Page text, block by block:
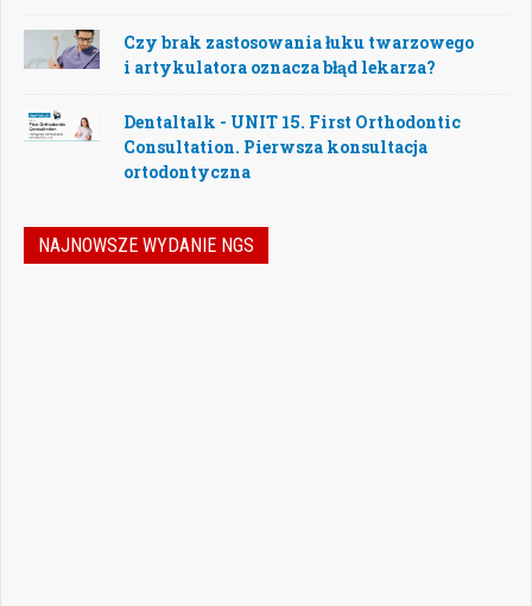
Czy brak zastosowania łuku twarzowego
i artykulatora oznacza błąd lekarza?
Dentaltalk - UNIT 15. First Orthodontic
Consultation. Pierwsza konsultacja
ortodontyczna
NAJNOWSZE WYDANIE NGS